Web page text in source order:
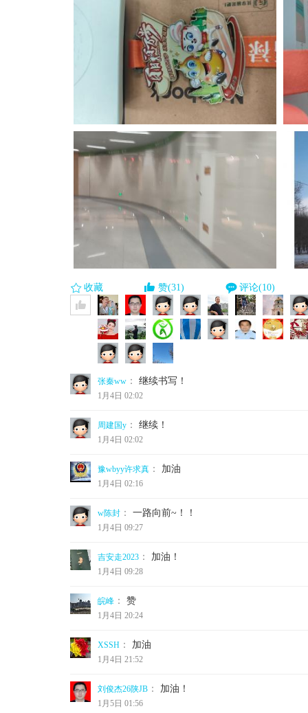
收藏 赞(31) 评论(10)
张秦ww ： 继续书写！
1月4日 02:02
周建国y ： 继续！
1月4日 02:02
豫wbyy许求真 ： 加油
1月4日 02:16
w陈封 ： 一路向前~！！
1月4日 09:27
吉安走2023 ： 加油！
1月4日 09:28
皖峰 ： 赞
1月4日 20:24
XSSH ： 加油
1月4日 21:52
刘俊杰26陕JB ： 加油！
1月5日 01:56